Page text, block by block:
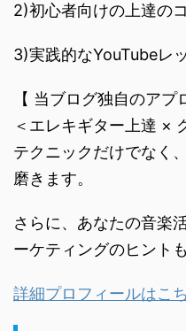
2)初心者向けの上達の
3)実践的なYouTubeレ
【 当ブログ独自のアプ
＜エレキギター上達 ×
テクニックだけでなく
磨きます。
さらに、あなたの音楽
ーケティングのヒントも
詳細プロフィールはこ